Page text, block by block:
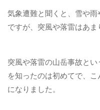
気象遭難と聞くと、雪や
ですが、突風や落雷はあま
突風や落雷の山岳事故と
を知ったのは初めてで、
になりました。